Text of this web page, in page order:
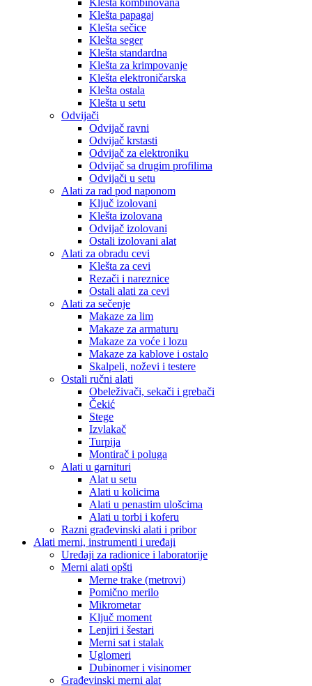
Klešta papagaj
Klešta sečice
Klešta seger
Klešta standardna
Klešta za krimpovanje
Klešta elektroničarska
Klešta ostala
Klešta u setu
Odvijači
Odvijač ravni
Odvijač krstasti
Odvijač za elektroniku
Odvijač sa drugim profilima
Odvijači u setu
Alati za rad pod naponom
Ključ izolovani
Klešta izolovana
Odvijač izolovani
Ostali izolovani alat
Alati za obradu cevi
Klešta za cevi
Rezači i nareznice
Ostali alati za cevi
Alati za sečenje
Makaze za lim
Makaze za armaturu
Makaze za voće i lozu
Makaze za kablove i ostalo
Skalpeli, noževi i testere
Ostali ručni alati
Obeleživači, sekači i grebači
Čekić
Stege
Izvlakač
Turpija
Montirač i poluga
Alati u garnituri
Alat u setu
Alati u kolicima
Alati u penastim ulošcima
Alati u torbi i koferu
Razni građevinski alati i pribor
Alati merni, instrumenti i uređaji
Uređaji za radionice i laboratorije
Merni alati opšti
Merne trake (metrovi)
Pomično merilo
Mikrometar
Ključ moment
Lenjiri i šestari
Merni sat i stalak
Uglomeri
Dubinomer i visinomer
Građevinski merni alat